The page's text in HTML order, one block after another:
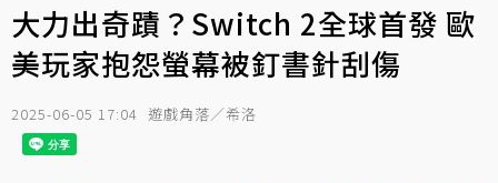
大力出奇蹟？Switch 2全球首發 歐
美玩家抱怨螢幕被釘書針刮傷
2025-06-05 17:04 遊戲角落／希洛